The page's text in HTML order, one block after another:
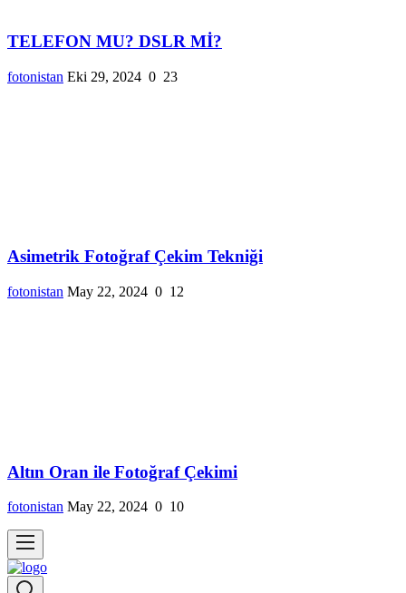
TELEFON MU? DSLR Mİ?
fotonistan Eki 29, 2024 0 23
Asimetrik Fotoğraf Çekim Tekniği
fotonistan May 22, 2024 0 12
Altın Oran ile Fotoğraf Çekimi
fotonistan May 22, 2024 0 10